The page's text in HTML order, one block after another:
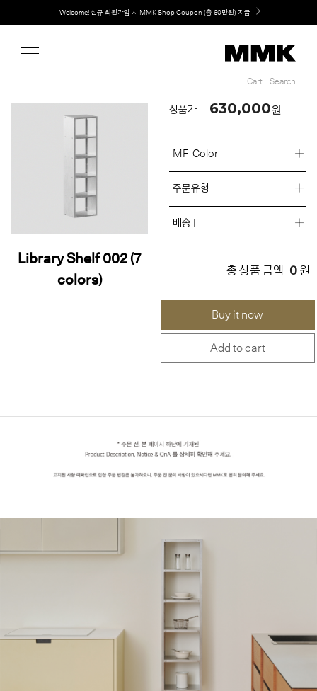
Welcome! 신규 회원가입 시 MMK Shop Coupon (총 60만원) 지급
Cart Search
Library Shelf 002 (7
colors)
상품가 630,000원
MF-Color
주문유형
배송 I
총 상품 금액 0 원
Buy it now
Add to cart